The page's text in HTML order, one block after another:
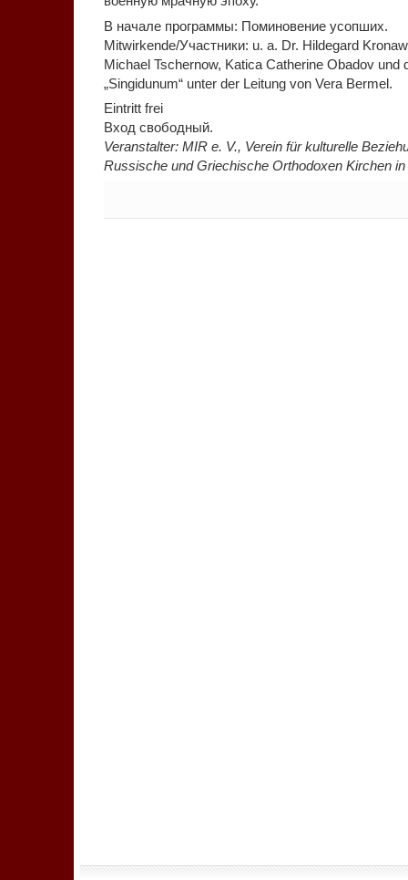
В начале программы: Поминовение усопших.
Mitwirkende/Участники: u. a. Dr. Hildegard
Michael Tschernow, Katica Catherine Obadov und
„Singidunum“ unter der Leitung von Vera Bermel.
Eintritt frei
Вход свободный.
Veranstalter: MIR e. V., Verein für kulturelle
Russische und Griechische Orthodoxen Kirchen